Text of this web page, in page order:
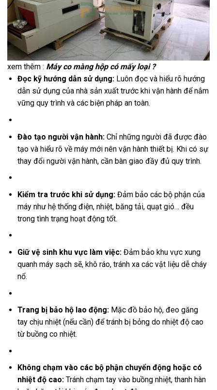
xem thêm : Máy co màng hộp có mấy loại ?
Đọc kỹ hướng dẫn sử dụng:Luôn đọc và hiểu rõ hướng
dẫn sử dụng của nhà sản xuất trước khi vận hành để nắm
vững quy trình và các biện pháp an toàn.
Đào tạo người vận hành:Chỉ những người đã được đào
tạo và hiểu rõ về máy mới nên vận hành thiết bị. Khi có sự
thay đổi người vận hành, cần bàn giao đầy đủ quy trình.
Kiểm tra trước khi sử dụng:Đảm bảo các bộ phận của
máy như hệ thống điện, nhiệt, băng tải, quạt gió… đều
trong tình trạng hoạt động tốt.
Giữ vệ sinh khu vực làm việc:Đảm bảo khu vực xung
quanh máy sạch sẽ, khô ráo, tránh xa các vật liệu dễ cháy
nổ.
Trang bị bảo hộ lao động:Mặc đồ bảo hộ, đeo găng
tay chịu nhiệt (nếu cần) để tránh bị bỏng do nhiệt độ cao
từ buồng co nhiệt.
Không chạm vào các bộ phận chuyển động hoặc có
nhiệt độ cao:Tránh chạm tay vào buồng nhiệt, thanh hàn